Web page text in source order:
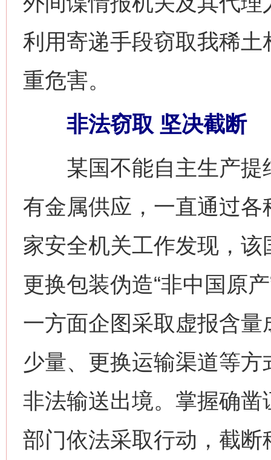
利用寄递手段窃取我稀
重危害。
非法窃取 坚决截断
某国不能自主生产提
有金属供应，一直通过
家安全机关工作发现，
更换包装伪造“非中国原
一方面企图采取虚报含
少量、更换运输渠道等
非法输送出境。掌握确
部门依法采取行动，截